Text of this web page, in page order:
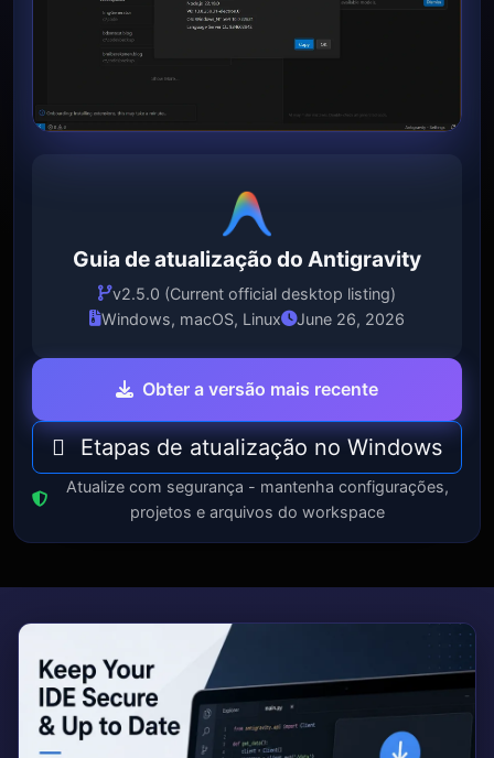
Guia de atualização do Antigravity
v2.5.0 (Current official desktop listing)
Windows, macOS, Linux
June 26, 2026
Obter a versão mais recente
Etapas de atualização no Windows
Atualize com segurança - mantenha configurações,
projetos e arquivos do workspace